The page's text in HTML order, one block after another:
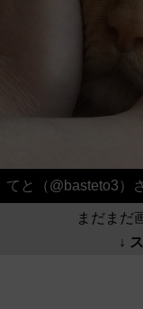
てと（@basteto3）
まだまだ
↓